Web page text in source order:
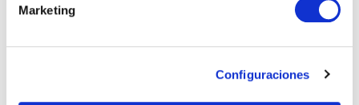
Marketing
Configuraciones